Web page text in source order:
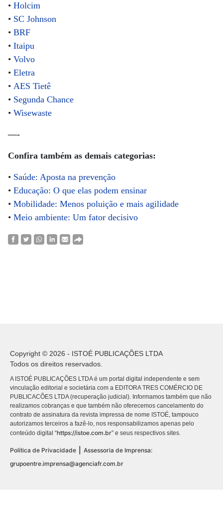
• Holcim
• SC Johnson
• BRF
• Itaipu
• Volvo
• Eletra
• AES Tietê
• Segunda Chance
• Wisewaste
—-
Confira também as demais categorias:
• Saúde: Aposta na prevenção
• Educação: O que elas podem ensinar
• Mobilidade: Menos poluição e mais agilidade
• Meio ambiente: Um fator decisivo
Copyright © 2026 - ISTOÉ PUBLICAÇÕES LTDA
Todos os direitos reservados.
A ISTOÉ PUBLICAÇÕES LTDA é um portal digital independente e sem
vinculação editorial e societária com a EDITORA TRES COMÉRCIO DE
PUBLICACÕES LTDA (recuperação judicial). Informamos também que não
realizamos cobranças e que também não oferecemos cancelamento do
contrato de assinatura da revista impressa de nome ISTOÉ, tampouco
autorizamos terceiros a fazê-lo, nos responsabilizamos apenas pelo
conteúdo digital “https://istoe.com.br” e seus respectivos sites.
Política de Privacidade
Assessoria de Imprensa:
grupoentre.imprensa@agenciafr.com.br